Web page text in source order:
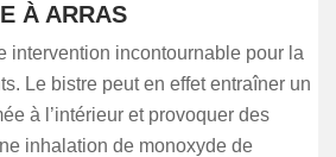
À ARRAS
intervention incontournable pour la
Le bistre peut en effet entraîner un
à l’intérieur et provoquer des
inhalation de monoxyde de